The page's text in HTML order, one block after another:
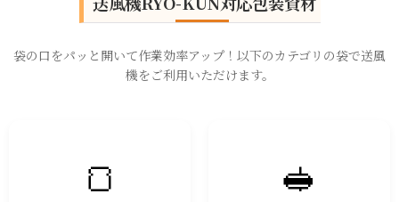
袋の口をパッと開いて作業効率アップ！以下のカテゴリの袋で送風
機をご利用いただけます。
🍞 🥪